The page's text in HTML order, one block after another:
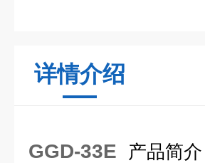
详情介绍
GGD-33E 产品简介